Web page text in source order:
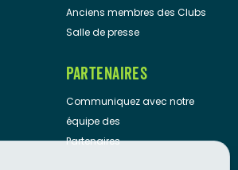
Anciens membres des Clubs
Salle de presse
PARTENAIRES
Communiquez avec notre
équipe des
Partenaires